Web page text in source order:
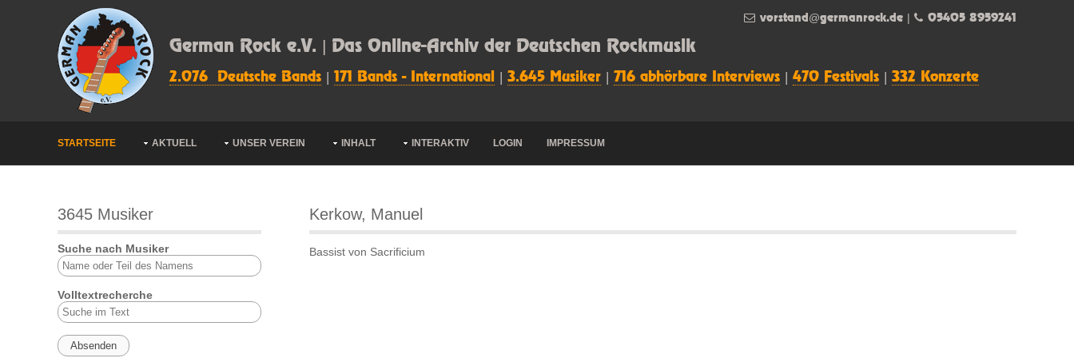
German Rock e.V. | Das Online-Archiv der Deutschen Rockmusik
2.076 Deutsche Bands 171 Bands - International 3.645 Musiker 716 abhörbare Interviews 470 Festivals 332 Konzerte
vorstand@germanrock.de 05405 8959241
STARTSEITE AKTUELL UNSER VEREIN INHALT INTERAKTIV LOGIN IMPRESSUM
3645 Musiker
Suche nach Musiker
Volltextrecherche
Kerkow, Manuel
Bassist von Sacrificium